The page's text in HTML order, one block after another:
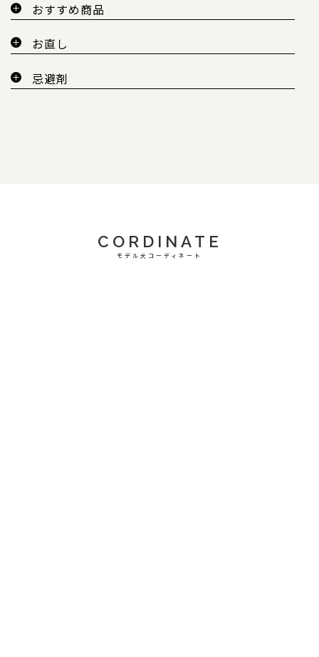
おすすめ商品
お直し
忌避剤
CORDINATE
モデル犬コーディネート